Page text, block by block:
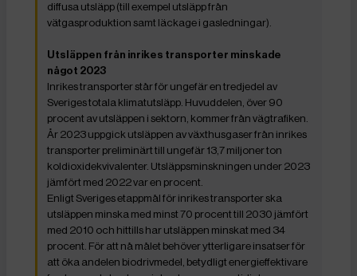
diffusa utsläpp (till exempel utsläpp från
vätgasproduktion samt läckage i gasledningar).
Utsläppen från inrikes transporter minskade
något 2023
Inrikes transporter står för ungefär en tredjedel av
Sveriges totala klimatutsläpp. Huvuddelen, över 90
procent av utsläppen i sektorn, kommer från vägtrafiken.
År 2023 uppgick utsläppen av växthusgaser från inrikes
transporter preliminärt till ungefär 13,7 miljoner ton
koldioxidekvivalenter. Utsläppsminskningen under 2023
jämfört med 2022 var en procent.
Enligt Sveriges etappmål för inrikes transporter ska
utsläppen minska med minst 70 procent till 2030 jämfört
med 2010 och hittills har utsläppen minskat med 34
procent. För att nå målet behöver ytterligare insatser för
att öka andelen biodrivmedel, betydligt energieffektivare